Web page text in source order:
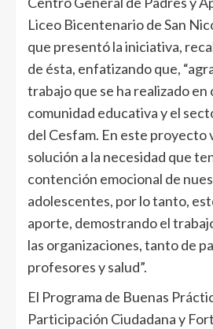
Liceo Bicentenario de San
que presentó la iniciativa,
de ésta, enfatizando que,
trabajo que se ha realizado
comunidad educativa y el
del Cesfam. En este proyecto
solución a la necesidad que
contención emocional de
adolescentes, por lo tanto,
aporte, demostrando el
las organizaciones, tanto de
profesores y salud”.
El Programa de Buenas
Participación Ciudadana y